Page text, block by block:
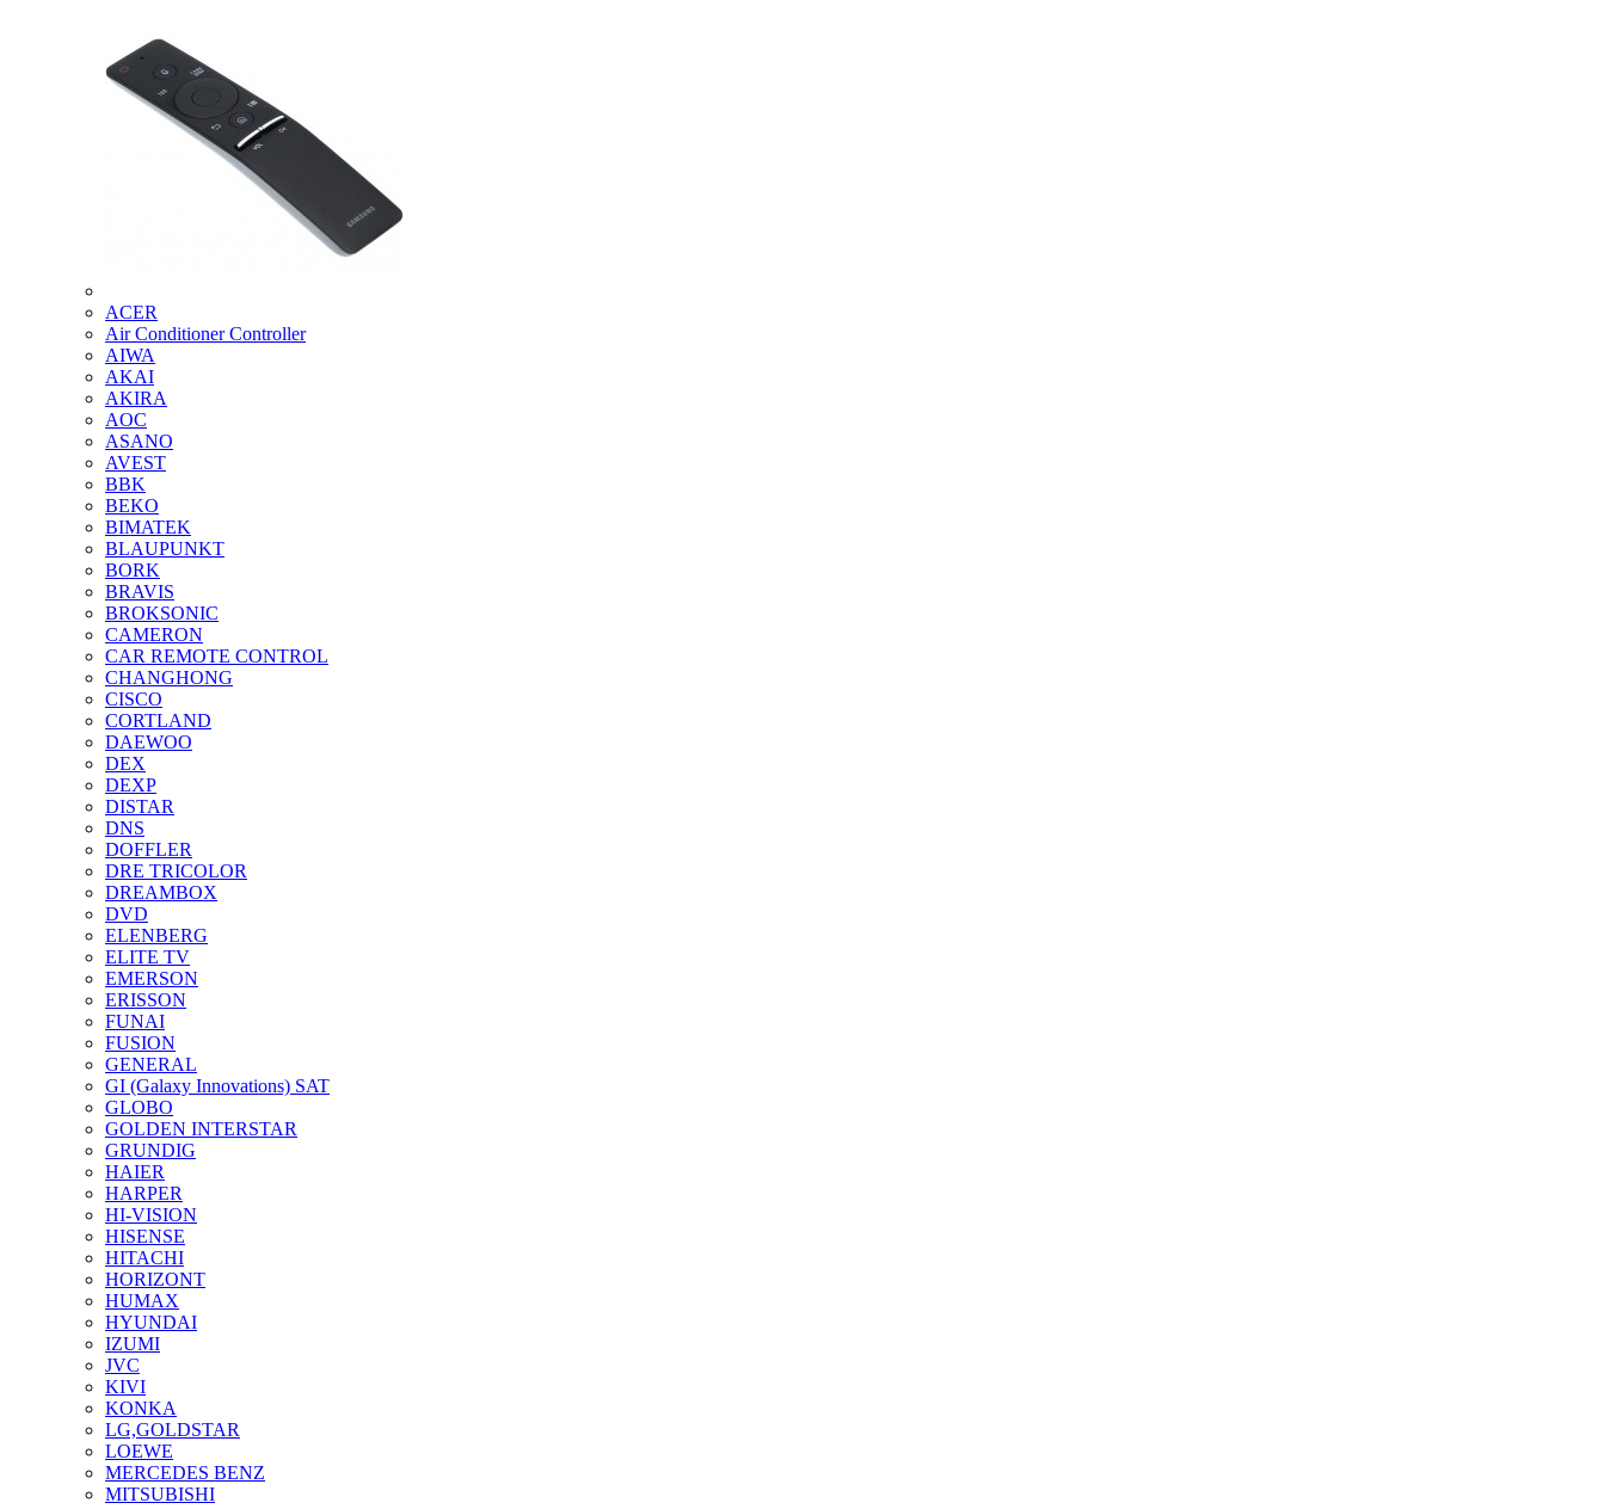
ACER
Air Conditioner Controller
AIWA
AKAI
AKIRA
AOC
ASANO
AVEST
BBK
BEKO
BIMATEK
BLAUPUNKT
BORK
BRAVIS
BROKSONIC
CAMERON
CAR REMOTE CONTROL
CHANGHONG
CISCO
CORTLAND
DAEWOO
DEX
DEXP
DISTAR
DNS
DOFFLER
DRE TRICOLOR
DREAMBOX
DVD
ELENBERG
ELITE TV
EMERSON
ERISSON
FUNAI
FUSION
GENERAL
GI (Galaxy Innovations) SAT
GLOBO
GOLDEN INTERSTAR
GRUNDIG
HAIER
HARPER
HI-VISION
HISENSE
HITACHI
HORIZONT
HUMAX
HYUNDAI
IZUMI
JVC
KIVI
KONKA
LG,GOLDSTAR
LOEWE
MERCEDES BENZ
MITSUBISHI